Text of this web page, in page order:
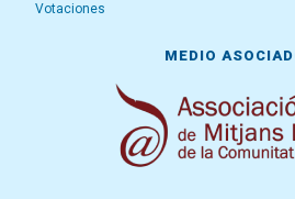
Votaciones
MEDIO